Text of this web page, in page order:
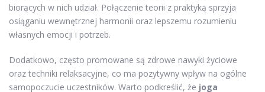
biorących w nich udział. Połączenie teorii z praktyką sprzyja
osiąganiu wewnętrznej harmonii oraz lepszemu rozumieniu
własnych emocji i potrzeb.
Dodatkowo, często promowane są zdrowe nawyki życiowe
oraz techniki relaksacyjne, co ma pozytywny wpływ na ogólne
samopoczucie uczestników. Warto podkreślić, że joga